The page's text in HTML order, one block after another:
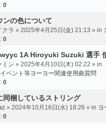
0
ンの色について
クラ » 2025年4月25日(金) 21:13 » in
0
1A Hiroyuki Suzuki 選手
ミン » 2025年4月10日(木) 02:22 » in
ベント等ヨーヨー関連使用曲質問
0
同梱しているストリング
» 2024年10月16日(水) 18:26 » in ヨ
0